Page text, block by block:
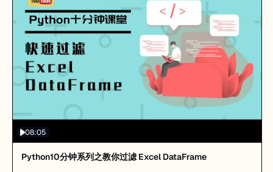
08:05
Python10分钟系列之教你过滤 Excel DataFrame